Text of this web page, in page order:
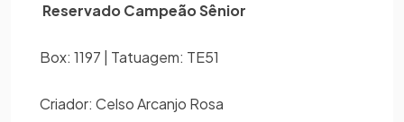
Reservado Campeão Sênior
Box: 1197 | Tatuagem: TE51
Criador: Celso Arcanjo Rosa